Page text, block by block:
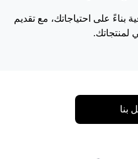
على احتياجاتك، مع تقديم
لمنتجاتك.
بنا